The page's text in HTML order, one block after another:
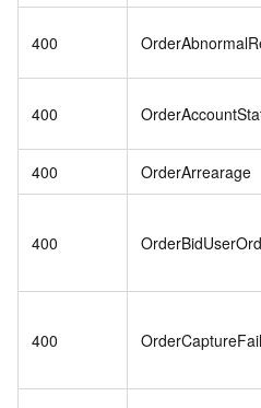
400
400
400 OrderArrearage
400
400